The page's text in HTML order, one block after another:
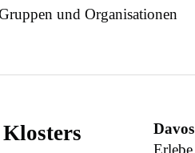
und Organisationen